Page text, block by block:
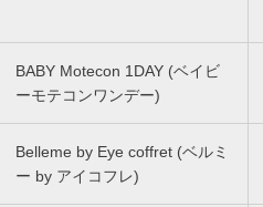
BABY Motecon 1DAY (ベイビ
ーモテコンワンデー)
Belleme by Eye coffret (ベルミ
ー by アイコフレ)